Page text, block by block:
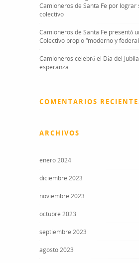
Camioneros de Santa Fe por lograr
colectivo
Camioneros de Santa Fe presentó
Colectivo propio “moderno y
Camioneros celebró el Día del
esperanza
COMENTARIOS
ARCHIVOS
enero 2024
diciembre 2023
noviembre 2023
octubre 2023
septiembre 2023
agosto 2023